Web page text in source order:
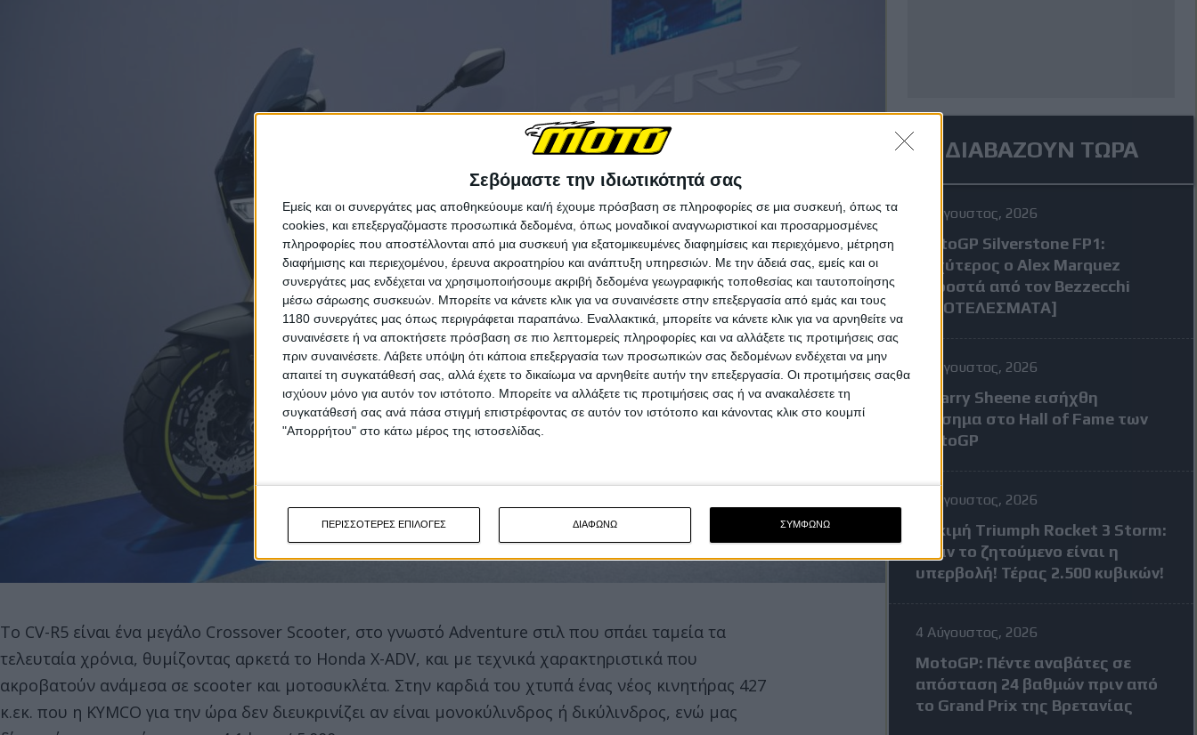
Σεβόμαστε την ιδιωτικότητά σας
Εμείς και οι συνεργάτες μας αποθηκεύουμε και/ή έχουμε πρόσβαση σε πληροφορίες σε μια συσκευή, όπως τα
cookies, και επεξεργαζόμαστε προσωπικά δεδομένα, όπως μοναδικοί αναγνωριστικοί και προσαρμοσμένες
πληροφορίες που αποστέλλονται από μια συσκευή για εξατομικευμένες διαφημίσεις και περιεχόμενο, μέτρηση
διαφήμισης και περιεχομένου, έρευνα ακροατηρίου και ανάπτυξη υπηρεσιών. Με την άδειά σας, εμείς και οι
συνεργάτες μας ενδέχεται να χρησιμοποιήσουμε ακριβή δεδομένα γεωγραφικής τοποθεσίας και ταυτοποίησης
μέσω σάρωσης συσκευών. Μπορείτε να κάνετε κλικ για να συναινέσετε στην επεξεργασία από εμάς και τους
1180 συνεργάτες μας όπως περιγράφεται παραπάνω. Εναλλακτικά, μπορείτε να κάνετε κλικ για να αρνηθείτε να
συναινέσετε ή να αποκτήσετε πρόσβαση σε πιο λεπτομερείς πληροφορίες και να αλλάξετε τις προτιμήσεις σας
πριν συναινέσετε. Λάβετε υπόψη ότι κάποια επεξεργασία των προσωπικών σας δεδομένων ενδέχεται να μην
απαιτεί τη συγκατάθεσή σας, αλλά έχετε το δικαίωμα να αρνηθείτε αυτήν την επεξεργασία. Οι προτιμήσεις σαςθα
ισχύουν μόνο για αυτόν τον ιστότοπο. Μπορείτε να αλλάξετε τις προτιμήσεις σας ή να ανακαλέσετε τη
συγκατάθεσή σας ανά πάσα στιγμή επιστρέφοντας σε αυτόν τον ιστότοπο και κάνοντας κλικ στο κουμπί
"Απορρήτου" στο κάτω μέρος της ιστοσελίδας.
ΠΕΡΙΣΣΟΤΕΡΕΣ ΕΠΙΛΟΓΕΣ ΔΙΑΦΩΝΩ ΣΥΜΦΩΝΩ
Το CV-R5 είναι ένα μεγάλο Crossover Scooter, στο γνωστό Adventure στιλ που σπάει ταμεία τα
τελευταία χρόνια, θυμίζοντας αρκετά το Honda X-ADV, και με τεχνικά χαρακτηριστικά που
ακροβατούν ανάμεσα σε scooter και μοτοσυκλέτα. Στην καρδιά του χτυπά ένας νέος κινητήρας 427
κ.εκ. που η KYMCO για την ώρα δεν διευκρινίζει αν είναι μονοκύλινδρος ή δικύλινδρος, ενώ μας
ΔΙΑΒΑΖΟΥΝ ΤΩΡΑ
7 Αύγουστος, 2026
MotoGP Silverstone FP1:
Ταχύτερος ο Alex Marquez
μπροστά από τον Bezzecchi
[ΑΠΟΤΕΛΕΣΜΑΤΑ]
7 Αύγουστος, 2026
Ο Barry Sheene εισήχθη
επίσημα στο Hall of Fame των
MotoGP
4 Αύγουστος, 2026
Δοκιμή Triumph Rocket 3 Storm:
Όταν το ζητούμενο είναι η
υπερβολή! Τέρας 2.500 κυβικών!
4 Αύγουστος, 2026
MotoGP: Πέντε αναβάτες σε
απόσταση 24 βαθμών πριν από
το Grand Prix της Βρετανίας